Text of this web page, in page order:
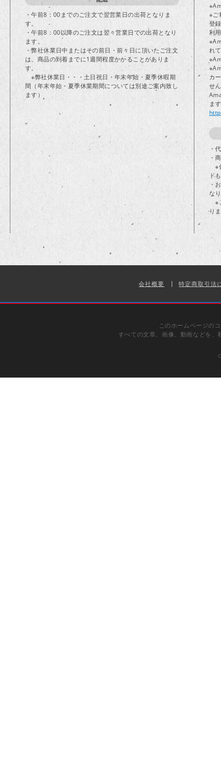
・午前8：00までのご注文で翌営業日の出荷となりま
す。
・午前8：00以降のご注文は翌々営業日での出荷となり
ます。
・弊社休業日中またはその前日・前々日に頂いたご注文
は、商品の到着までに1週間程度かかることがありま
す。
※弊社休業日・・・土日祝日・年末年始・夏季休暇期
間（年末年始・夏季休業期間については別途ご案内致し
ます）
※ご
登
利
れ
カ
せ
ま
・
・
※
ド
・
な
※
り
会社概要 特定商取引法
このホームページの
すべての文章、画像、動画などを